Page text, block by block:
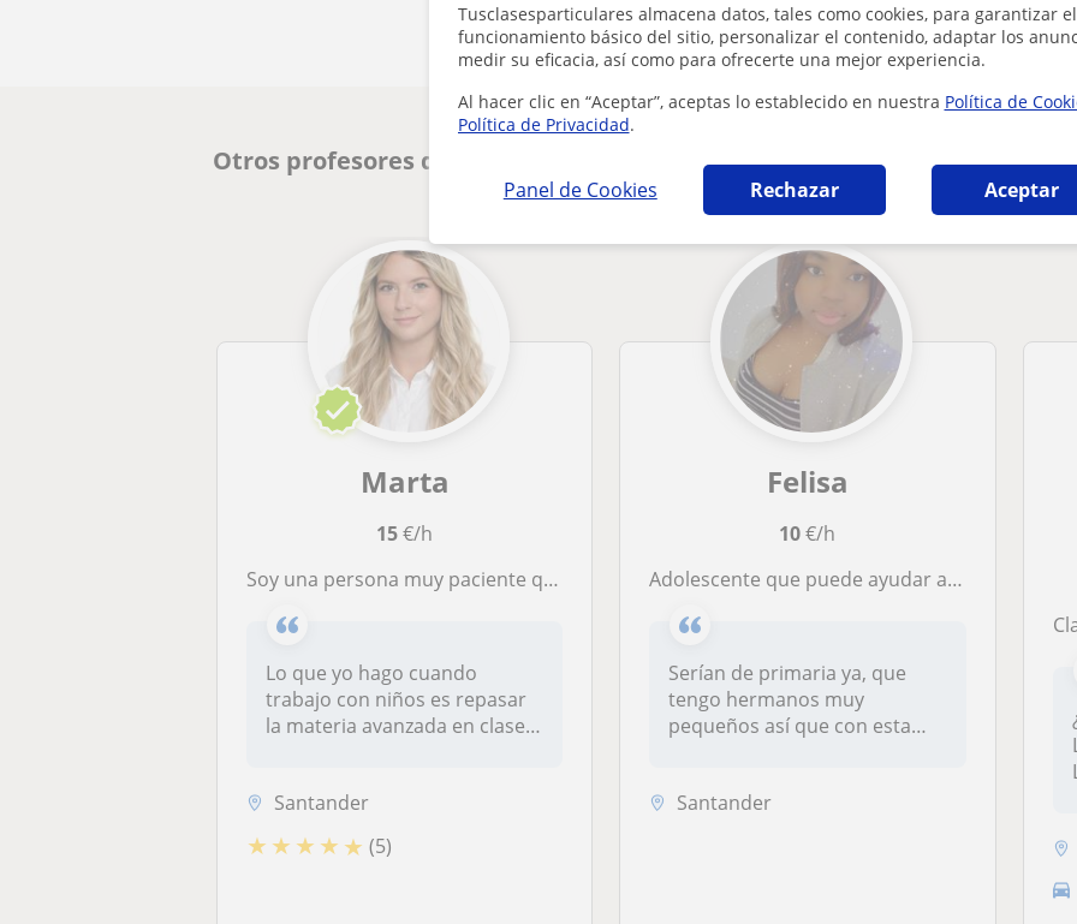
Tusclasesparticulares almacena datos, tales como cookies, para garantizar el
funcionamiento básico del sitio, personalizar el contenido, adaptar los
medir su eficacia, así como para ofrecerte una mejor experiencia.
Al hacer clic en “Aceptar”, aceptas lo establecido en nuestra Política de
Política de Privacidad.
Panel de Cookies Rechazar Aceptar
Otros profesores de Lengua Castellana y Literatura en Santander que
Marta
15€/h
Soy una persona muy paciente que ha estudiado Educación Primaría Bilingüe y Educación Infantil, por lo que estoy capacitada para dar clases de cualquier materia a niños de primaria e incluso de los primeros años de ESO. También estoy estudiando un Master
Lo que yo hago cuando
trabajo con niños es repasar
la materia avanzada en clase y
Santander
★ ★ ★ ★ ★ (5)
Felisa
10€/h
Adolescente que puede ayudar a los niños menor de 13 años
Serían de primaria ya, que
tengo hermanos muy
pequeños así que con esta
Santander